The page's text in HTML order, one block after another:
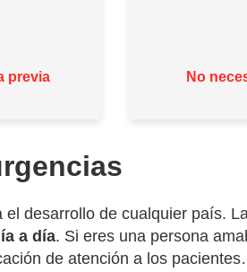
previa No
desarrollo de cualquier país.
a día. Si eres una persona
de atención a los